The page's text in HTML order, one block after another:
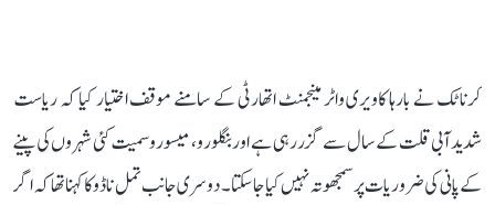
کرناٹک نے بارہا کاویری واٹر مینجمنٹ اتھارٹی کے سامنے موقف اختیار کیا کہ ریاست
شدید آبی قلت کے سال سے گزر رہی ہے اور بنگلورو، میسورو سمیت کئی شہروں کی پینے
کے پانی کی ضروریات پر سمجھوتہ نہیں کیا جا سکتا۔ دوسری جانب تمل ناڈو کا کہنا تھا کہ اگر